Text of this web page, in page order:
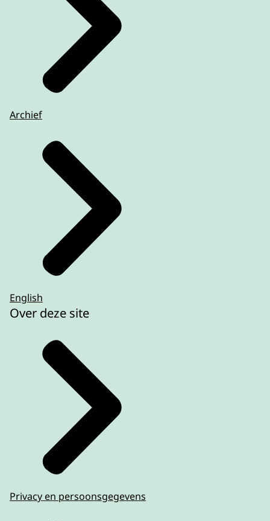
Archief
English
Over deze site
Privacy en persoonsgegevens